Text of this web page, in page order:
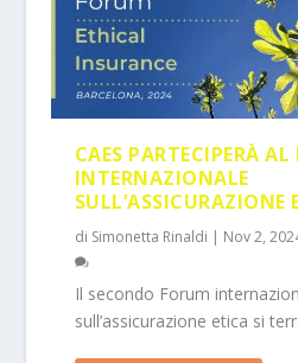
CAES PARTECIPERÀ AL
INTERNAZIONALE
SULL’ASSICURAZIONE
di Simonetta Rinaldi | Nov 2,
Il secondo Forum
sull’assicurazione etica si